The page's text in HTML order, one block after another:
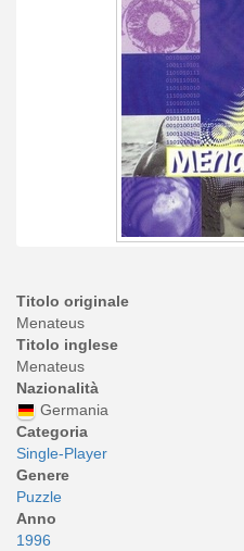
Titolo originale
Menateus
Titolo inglese
Menateus
Nazionalità
Germania
Categoria
Single-Player
Genere
Puzzle
Anno
1996